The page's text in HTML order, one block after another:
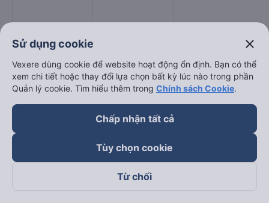
Nhà xe
Giờ
chạy
Điểm đi
19:50 - 20:00
20:30 - 21:45
Sử dụng cookie close
Vexere dùng cookie để website hoạt động ổn định. Bạn có thể
xem chi tiết hoặc thay đổi lựa chọn bất kỳ lúc nào trong phần
Quản lý cookie. Tìm hiểu thêm trong Chính sách Cookie.
Chấp nhận tất cả
Tùy chọn cookie
Từ chối